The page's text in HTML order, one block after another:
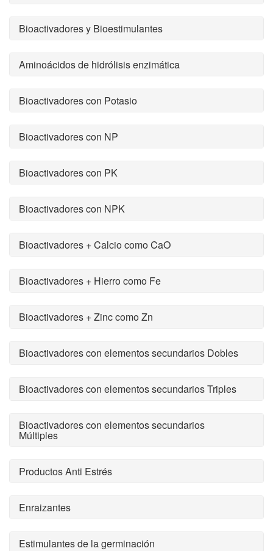
Bioactivadores y Bioestimulantes
Aminoácidos de hidrólisis enzimática
Bioactivadores con Potasio
Bioactivadores con NP
Bioactivadores con PK
Bioactivadores con NPK
Bioactivadores + Calcio como CaO
Bioactivadores + Hierro como Fe
Bioactivadores + Zinc como Zn
Bioactivadores con elementos secundarios Dobles
Bioactivadores con elementos secundarios Triples
Bioactivadores con elementos secundarios
Múltiples
Productos Anti Estrés
Enraizantes
Estimulantes de la germinación